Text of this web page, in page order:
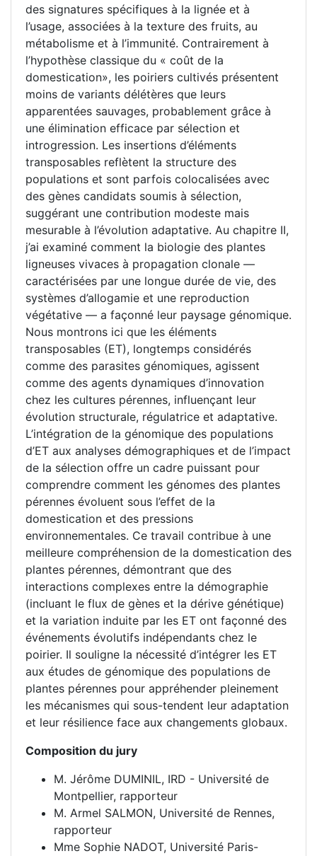
des signatures spécifiques à la lignée et à
l’usage, associées à la texture des fruits, au
métabolisme et à l’immunité. Contrairement à
l’hypothèse classique du « coût de la
domestication», les poiriers cultivés présentent
moins de variants délétères que leurs
apparentées sauvages, probablement grâce à
une élimination efficace par sélection et
introgression. Les insertions d’éléments
transposables reflètent la structure des
populations et sont parfois colocalisées avec
des gènes candidats soumis à sélection,
suggérant une contribution modeste mais
mesurable à l’évolution adaptative. Au chapitre II,
j’ai examiné comment la biologie des plantes
ligneuses vivaces à propagation clonale —
caractérisées par une longue durée de vie, des
systèmes d’allogamie et une reproduction
végétative — a façonné leur paysage génomique.
Nous montrons ici que les éléments
transposables (ET), longtemps considérés
comme des parasites génomiques, agissent
comme des agents dynamiques d’innovation
chez les cultures pérennes, influençant leur
évolution structurale, régulatrice et adaptative.
L’intégration de la génomique des populations
d’ET aux analyses démographiques et de l’impact
de la sélection offre un cadre puissant pour
comprendre comment les génomes des plantes
pérennes évoluent sous l’effet de la
domestication et des pressions
environnementales. Ce travail contribue à une
meilleure compréhension de la domestication des
plantes pérennes, démontrant que des
interactions complexes entre la démographie
(incluant le flux de gènes et la dérive génétique)
et la variation induite par les ET ont façonné des
événements évolutifs indépendants chez le
poirier. Il souligne la nécessité d’intégrer les ET
aux études de génomique des populations de
plantes pérennes pour appréhender pleinement
les mécanismes qui sous-tendent leur adaptation
et leur résilience face aux changements globaux.
Composition du jury
M. Jérôme DUMINIL, IRD - Université de
Montpellier, rapporteur
M. Armel SALMON, Université de Rennes,
rapporteur
Mme Sophie NADOT, Université Paris-